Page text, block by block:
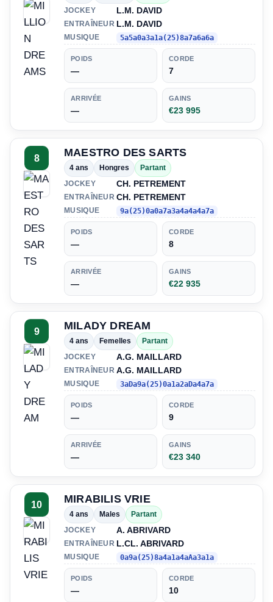
JOCKEY
L.M. DAVID
ENTRAÎNEUR L.M. DAVID
MUSIQUE 5a5a0a3a1a(25)8a7a6a6a
POIDS
—
CORDE
7
ARRIVÉE
—
GAINS
€23 995
8 MAESTRO DES SARTS
4 ans Hongres
Partant
JOCKEY
CH. PETREMENT
ENTRAÎNEUR CH. PETREMENT
MUSIQUE 9a(25)0a0a7a3a4a4a4a7a
POIDS
—
CORDE
8
ARRIVÉE
—
GAINS
€22 935
9 MILADY DREAM
4 ans Femelles
Partant
JOCKEY
A.G. MAILLARD
ENTRAÎNEUR A.G. MAILLARD
MUSIQUE 3aDa9a(25)0a1a2aDa4a7a
POIDS
—
CORDE
9
ARRIVÉE
—
GAINS
€23 340
10 MIRABILIS VRIE
4 ans Males
Partant
JOCKEY
A. ABRIVARD
ENTRAÎNEUR L.CL. ABRIVARD
MUSIQUE 0a9a(25)8a4a1a4aAa3a1a
POIDS
—
CORDE
10